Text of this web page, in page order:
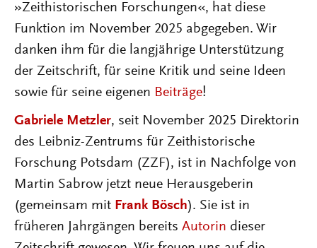
»Zeithistorischen Forschungen«, hat diese
Funktion im November 2025 abgegeben. Wir
danken ihm für die langjährige Unterstützung
der Zeitschrift, für seine Kritik und seine Ideen
sowie für seine eigenen Beiträge!
Gabriele Metzler, seit November 2025 Direktorin
des Leibniz-Zentrums für Zeithistorische
Forschung Potsdam (ZZF), ist in Nachfolge von
Martin Sabrow jetzt neue Herausgeberin
(gemeinsam mit Frank Bösch). Sie ist in
früheren Jahrgängen bereits Autorin dieser